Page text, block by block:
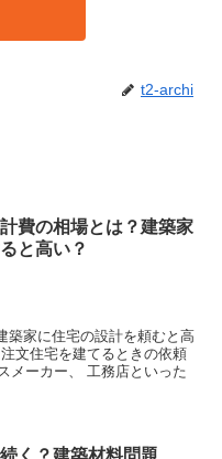
t2-archi
費の相場とは？建築家
と高い？
築家に住宅の設計を頼むと高
文住宅を建てるときの依頼
メーカー、 工務店といった
く？建築材料問題